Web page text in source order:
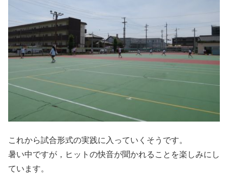
これから試合形式の実践に入っていくそうです。
暑い中ですが，ヒットの快音が聞かれることを楽しみにし
ています。